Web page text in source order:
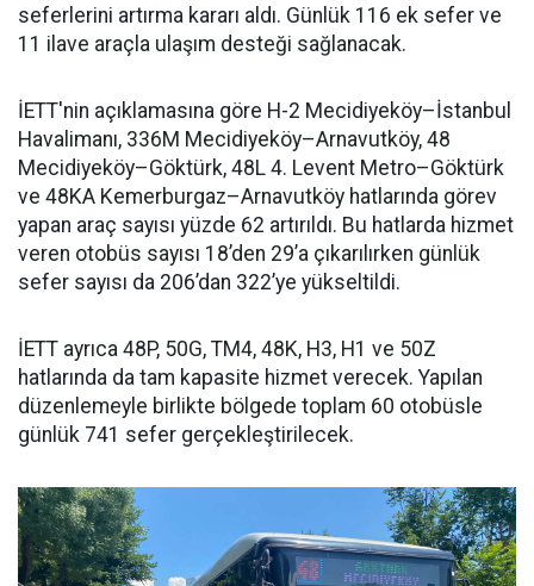
seferlerini artırma kararı aldı. Günlük 116 ek sefer ve
11 ilave araçla ulaşım desteği sağlanacak.
İETT'nin açıklamasına göre H-2 Mecidiyeköy–İstanbul
Havalimanı, 336M Mecidiyeköy–Arnavutköy, 48
Mecidiyeköy–Göktürk, 48L 4. Levent Metro–Göktürk
ve 48KA Kemerburgaz–Arnavutköy hatlarında görev
yapan araç sayısı yüzde 62 artırıldı. Bu hatlarda hizmet
veren otobüs sayısı 18’den 29’a çıkarılırken günlük
sefer sayısı da 206’dan 322’ye yükseltildi.
İETT ayrıca 48P, 50G, TM4, 48K, H3, H1 ve 50Z
hatlarında da tam kapasite hizmet verecek. Yapılan
düzenlemeyle birlikte bölgede toplam 60 otobüsle
günlük 741 sefer gerçekleştirilecek.